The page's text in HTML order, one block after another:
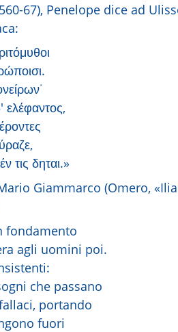
67), Penelope dice ad
ελέφαντος,
τις δηται.»
Giammarco (Omero,
fondamento
agli uomini poi.
che passano
portando
fuori